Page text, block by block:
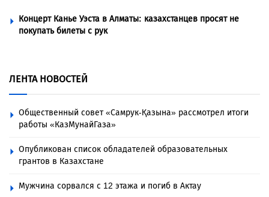
Концерт Канье Уэста в Алматы: казахстанцев просят не
покупать билеты с рук
ЛЕНТА НОВОСТЕЙ
Общественный совет «Самрук-Қазына» рассмотрел итоги
работы «КазМунайГаза»
Опубликован список обладателей образовательных
грантов в Казахстане
Мужчина сорвался с 12 этажа и погиб в Актау